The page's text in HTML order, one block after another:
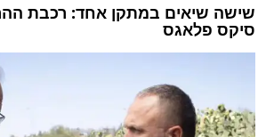
שישה שיאים במתקן אחד: רכבת
סיקס פלאגס